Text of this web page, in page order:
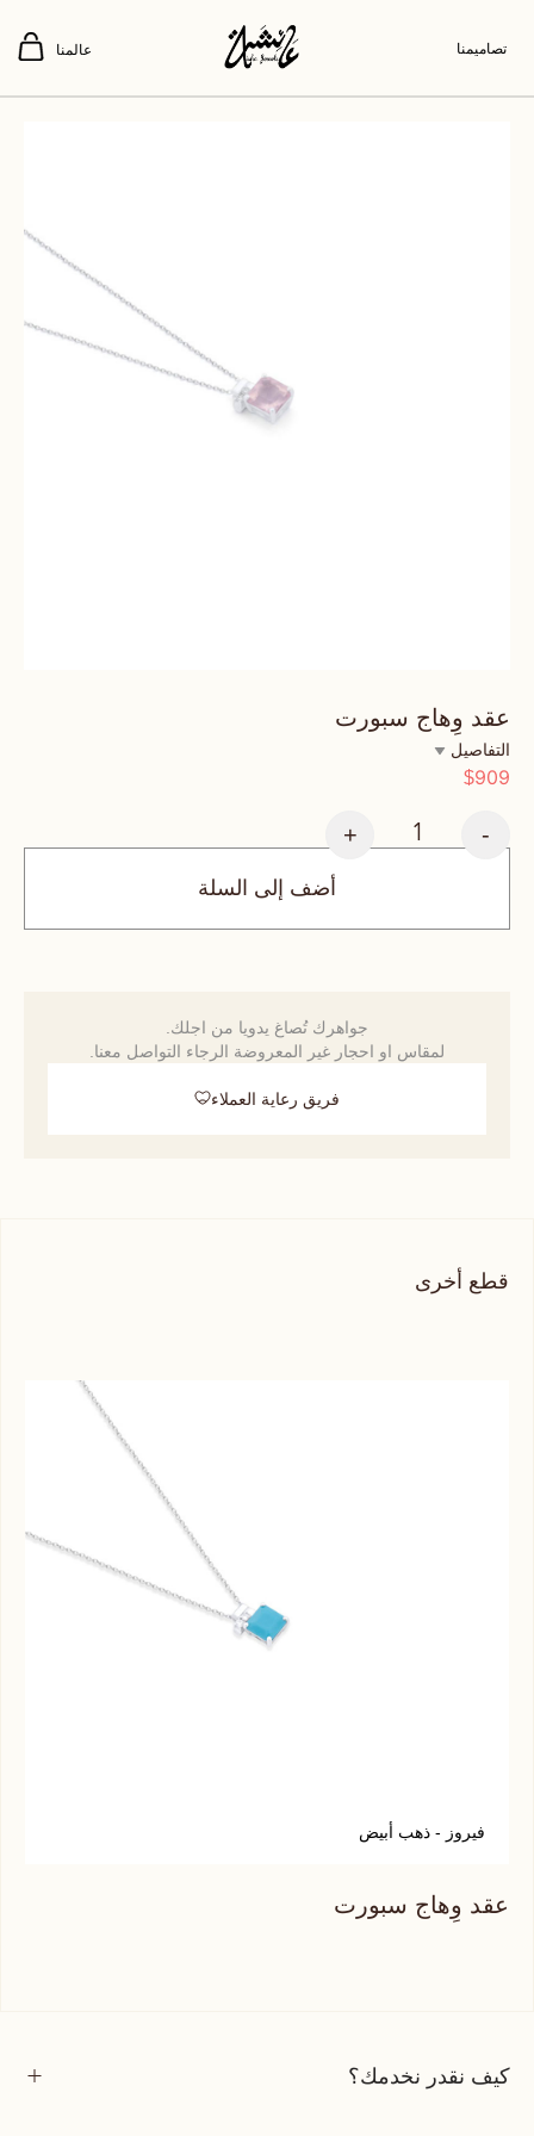
تصاميمنا عالمنا
عقد وِهاج سبورت
التفاصيل
$909
-
+
أضف إلى السلة
جواهرك تُصاغ يدويا من اجلك.
لمقاس او احجار غير المعروضة الرجاء التواصل معنا.
فريق رعاية العملاء
قطع أخرى
فيروز - ذهب أبيض
عقد وِهاج سبورت
كيف نقدر نخدمك؟